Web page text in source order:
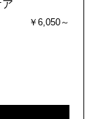
￥6,050～